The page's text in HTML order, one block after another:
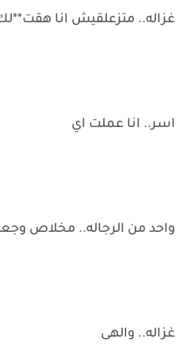
غزاله.. متزعلقيش انا هقت**لك
اسر.. انا عملت اي
واحد من الرجاله.. مخلاص
غزاله.. والهى